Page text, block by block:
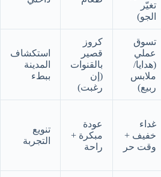
تغيّر
الجو)
تسوق
عملي
(هدايا/
ملابس
ربيع)
كروز
قصير
بالقنوات
(إن
رغبت)
استكشاف
المدينة
ببطء
غداء
خفيف +
وقت حر
عودة
مبكرة +
راحة
تنويع
التجربة